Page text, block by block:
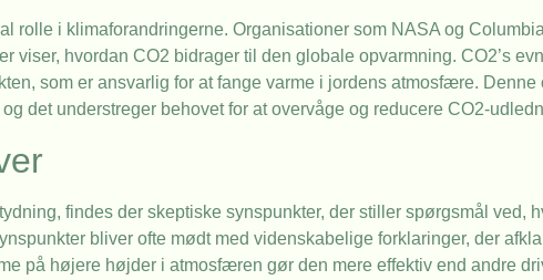
rolle i klimaforandringerne. Organisationer som NASA og
viser, hvordan CO2 bidrager til den globale opvarmning. CO2’s
som er ansvarlig for at fange varme i jordens atmosfære. Denne
det understreger behovet for at overvåge og reducere CO2-
findes der skeptiske synspunkter, der stiller spørgsmål ved,
bliver ofte mødt med videnskabelige forklaringer, der
på højere højder i atmosfæren gør den mere effektiv end andre